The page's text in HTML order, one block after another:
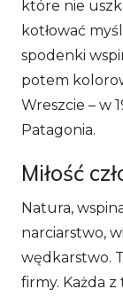
które nie
kotłować
spodenki
potem
Wreszcie – w
Patagonia.
Miłość
Natura,
narciarstwo,
wędkarstwo.
firmy. Każda